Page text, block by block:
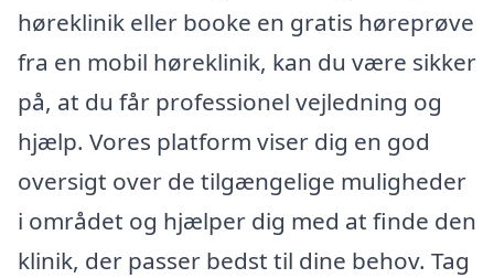
høreklinik eller booke en gratis høreprøve
fra en mobil høreklinik, kan du være sikker
på, at du får professionel vejledning og
hjælp. Vores platform viser dig en god
oversigt over de tilgængelige muligheder
i området og hjælper dig med at finde den
klinik, der passer bedst til dine behov. Tag